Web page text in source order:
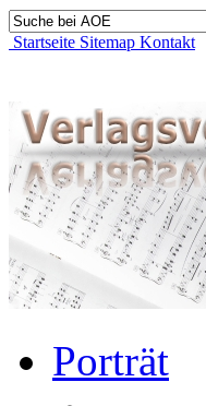
Startseite Sitemap Kontakt
Porträt